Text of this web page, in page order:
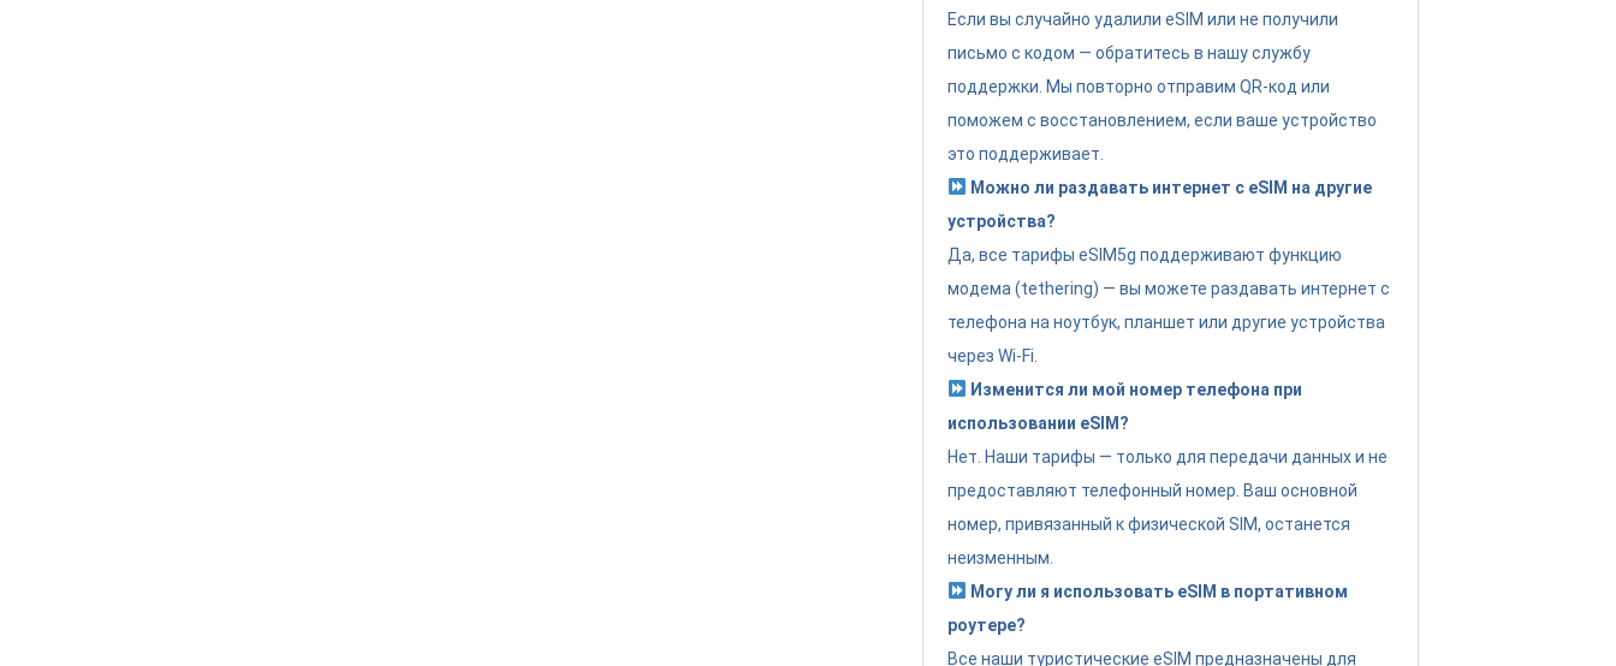
Если вы случайно удалили eSIM или не получили
письмо с кодом — обратитесь в нашу службу
поддержки. Мы повторно отправим QR-код или
поможем с восстановлением, если ваше устройство
это поддерживает.
Можно ли раздавать интернет с eSIM на другие
устройства?
Да, все тарифы eSIM5g поддерживают функцию
модема (tethering) — вы можете раздавать интернет с
телефона на ноутбук, планшет или другие устройства
через Wi-Fi.
Изменится ли мой номер телефона при
использовании eSIM?
Нет. Наши тарифы — только для передачи данных и не
предоставляют телефонный номер. Ваш основной
номер, привязанный к физической SIM, останется
неизменным.
Могу ли я использовать eSIM в портативном
роутере?
Все наши туристические eSIM предназначены для